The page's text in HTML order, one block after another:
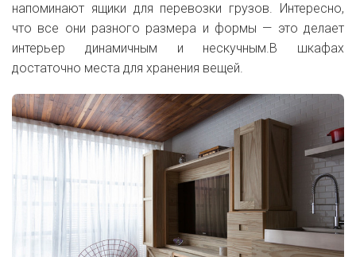
напоминают ящики для перевозки грузов. Интересно,
что все они разного размера и формы — это делает
интерьер динамичным и нескучным.В шкафах
достаточно места для хранения вещей.